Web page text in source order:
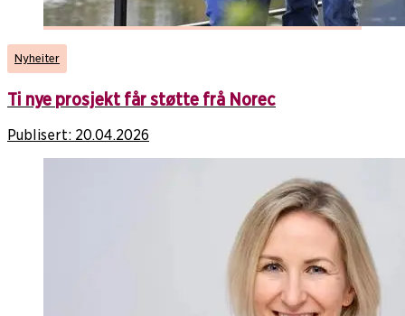
Nyheiter
Ti nye prosjekt får støtte frå Norec
Publisert: 20.04.2026